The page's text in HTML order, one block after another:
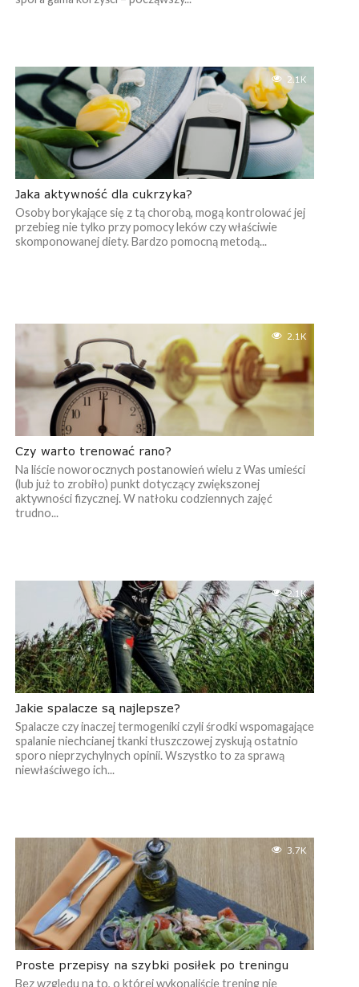
2.1K
Jaka aktywność dla cukrzyka?
Osoby borykające się z tą chorobą, mogą kontrolować jej
przebieg nie tylko przy pomocy leków czy właściwie
skomponowanej diety. Bardzo pomocną metodą...
2.1K
Czy warto trenować rano?
Na liście noworocznych postanowień wielu z Was umieści
(lub już to zrobiło) punkt dotyczący zwiększonej
aktywności fizycznej. W natłoku codziennych zajęć
trudno...
2.1K
Jakie spalacze są najlepsze?
Spalacze czy inaczej termogeniki czyli środki wspomagające
spalanie niechcianej tkanki tłuszczowej zyskują ostatnio
sporo nieprzychylnych opinii. Wszystko to za sprawą
niewłaściwego ich...
3.7K
Proste przepisy na szybki posiłek po treningu
Bez względu na to, o której wykonaliście trening nie